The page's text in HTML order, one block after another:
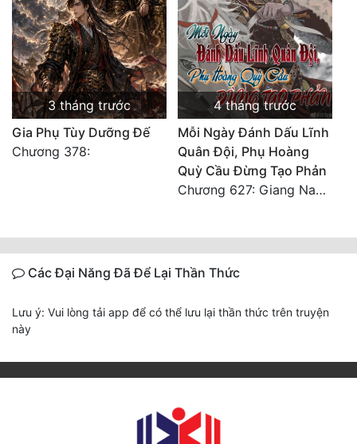
3 tháng trước
Gia Phụ Tùy Dưỡng Đế
Chương 378:
4 tháng trước
Mỗi Ngày Đánh Dấu Lĩnh
Quân Đội, Phụ Hoàng
Quỳ Cầu Đừng Tạo Phản
Chương 627: Giang Nam sáu châu càn khôn định
Các Đại Năng Đã Để Lại Thần Thức
Lưu ý: Vui lòng tải app để có thể lưu lại thần thức trên truyện
này